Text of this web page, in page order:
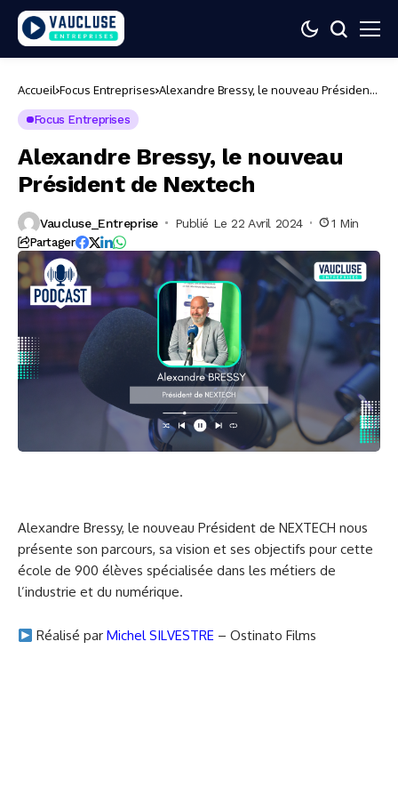
Accueil Focus Entreprises Alexandre Bressy, le nouveau Président
Focus Entreprises
Alexandre Bressy, le nouveau
Président de Nextech
Vaucluse_Entreprise Publié Le 22 Avril 2024 1 Min
Partager
Alexandre Bressy, le nouveau Président de NEXTECH nous
présente son parcours, sa vision et ses objectifs pour cette
école de 900 élèves spécialisée dans les métiers de
l’industrie et du numérique.
Réalisé parMichel SILVESTRE – Ostinato Films